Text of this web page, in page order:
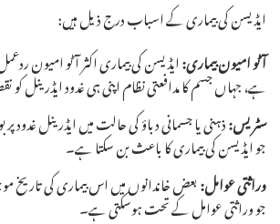
ایڈیسن کی بیماری کے اسباب درج ذیل ہیں:
آٹو امیون بیماری:ایڈیسن کی بیماری اکثر آٹو امیون
ہے، جہاں جسم کا مدافعتی نظام اپنی ہی غدود ایڈرینل کو
سٹریس:ذہنی یا جسمانی دباؤ کی حالت میں ایڈرینل غدود
جو ایڈیسن کی بیماری کا باعث بن سکتا ہے۔
وراثتی عوامل:بعض خاندانوں میں اس بیماری کی تاریخ
جو وراثتی عوامل کے تحت ہوسکتی ہے۔